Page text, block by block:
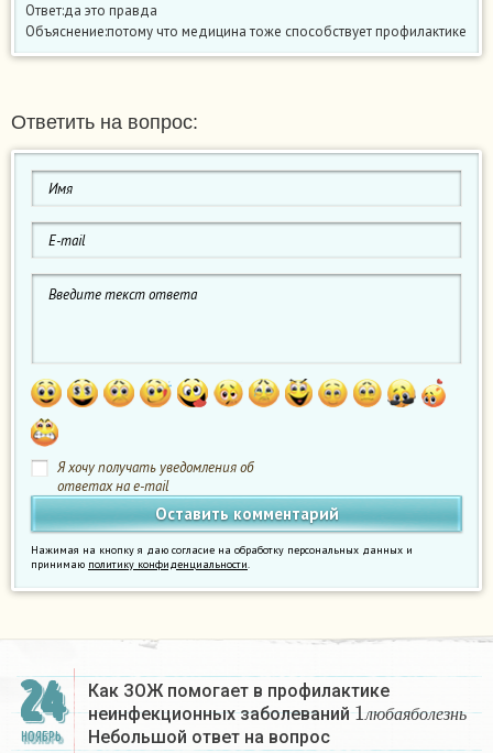
Ответ:да это правда
Объяснение:потому что медицина тоже способствует профилактике
Ответить на вопрос:
Я хочу получать уведомления об
ответах на e-mail
Нажимая на кнопку я даю согласие на обработку персональных данных и
принимаю политику конфиденциальности.
24
НОЯБРЬ
Как ЗОЖ помогает в профилактике
неинфекционных заболеваний
л ю б аяб ол езн ь
1лю
Небольшой ответ на вопрос